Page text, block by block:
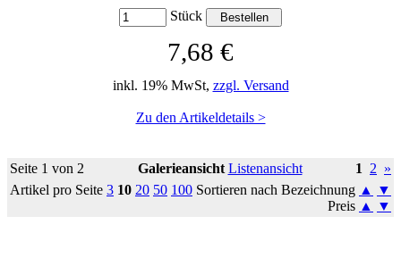
Stück
7,68 €
inkl. 19% MwSt, zzgl. Versand
Zu den Artikeldetails >
Seite 1 von 2 1 2 »
Galerieansicht Listenansicht
Artikel pro Seite 3 10 20 50 100 Sortieren nach Bezeichnung ▲
▼
Preis ▲ ▼